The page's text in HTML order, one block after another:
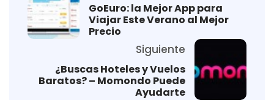
GoEuro: la Mejor App para
Viajar Este Verano al Mejor
Precio
Siguiente
¿Buscas Hoteles y Vuelos
Baratos? – Momondo Puede
Ayudarte